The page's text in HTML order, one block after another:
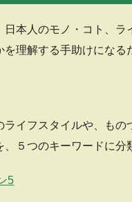
本人のモノ・コト、
理解する手助けになる
イフスタイルや、も
５つのキーワードに分